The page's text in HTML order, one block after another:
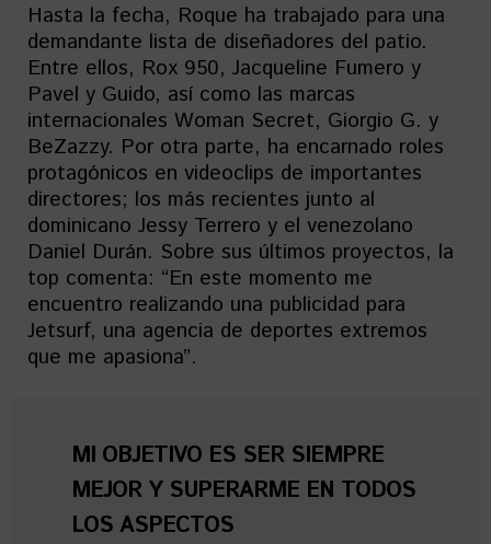
Hasta la fecha, Roque ha trabajado para una
demandante lista de diseñadores del patio.
Entre ellos, Rox 950, Jacqueline Fumero y
Pavel y Guido, así como las marcas
internacionales Woman Secret, Giorgio G. y
BeZazzy. Por otra parte, ha encarnado roles
protagónicos en videoclips de importantes
directores; los más recientes junto al
dominicano Jessy Terrero y el venezolano
Daniel Durán. Sobre sus últimos proyectos, la
top comenta: “En este momento me
encuentro realizando una publicidad para
Jetsurf, una agencia de deportes extremos
que me apasiona”.
MI OBJETIVO ES SER SIEMPRE
MEJOR Y SUPERARME EN TODOS
LOS ASPECTOS